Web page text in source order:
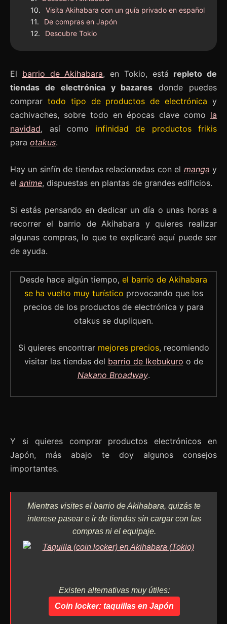
Visita Akihabara con un guía privado en español
De compras en Japón
Descubre Tokio
El barrio de Akihabara, en Tokio, está repleto de
tiendas de electrónica y bazares donde puedes
comprar todo tipo de productos de electrónica y
cachivaches, sobre todo en épocas clave como la
navidad, así como infinidad de productos frikis
para otakus.
Hay un sinfín de tiendas relacionadas con el manga y
el anime, dispuestas en plantas de grandes edificios.
Si estás pensando en dedicar un día o unas horas a
recorrer el barrio de Akihabara y quieres realizar
algunas compras, lo que te explicaré aquí puede ser
de ayuda.
Desde hace algún tiempo, el barrio de Akihabara
se ha vuelto muy turístico provocando que los
precios de los productos de electrónica y para
otakus se dupliquen.
Si quieres encontrar mejores precios, recomiendo
visitar las tiendas del barrio de Ikebukuro o de
Nakano Broadway.
Y si quieres comprar productos electrónicos en
Japón, más abajo te doy algunos consejos
importantes.
Mientras visites el barrio de Akihabara, quizás te
interese pasear e ir de tiendas sin cargar con las
compras ni el equipaje.
Existen alternativas muy útiles:
Coin locker: taquillas en Japón